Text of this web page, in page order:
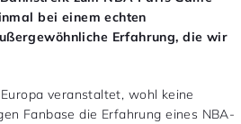
bei einem echten
Erfahrung, die wir
veranstaltet, wohl keine
Fanbase die Erfahrung eines NBA-